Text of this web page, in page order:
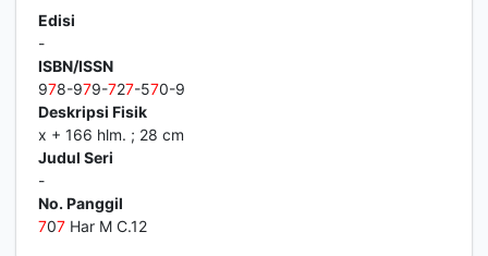
Edisi
-
ISBN/ISSN
978-979-727-570-9
Deskripsi Fisik
x + 166 hlm. ; 28 cm
Judul Seri
-
No. Panggil
707 Har M C.12